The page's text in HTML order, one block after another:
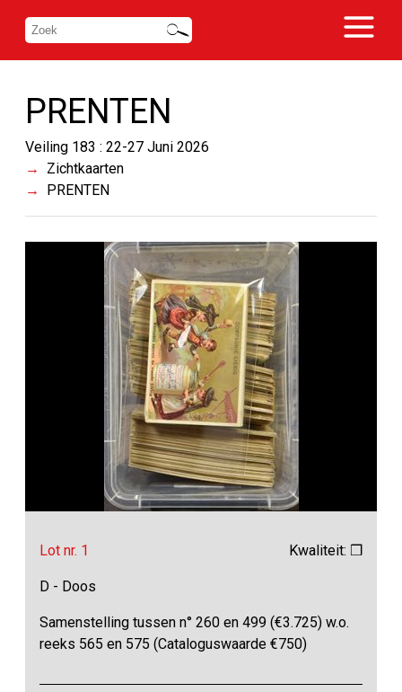
PRENTEN
Veiling 183 : 22-27 Juni 2026
Zichtkaarten
PRENTEN
Lot nr. 1 Kwaliteit: ❒
D - Doos
Samenstelling tussen n° 260 en 499 (€3.725) w.o.
reeks 565 en 575 (Cataloguswaarde €750)